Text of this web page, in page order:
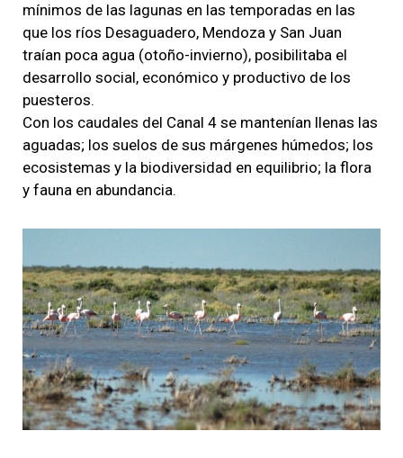
mínimos de las lagunas en las temporadas en las
que los ríos Desaguadero, Mendoza y San Juan
traían poca agua (otoño-invierno), posibilitaba el
desarrollo social, económico y productivo de los
puesteros.
Con los caudales del Canal 4 se mantenían llenas las
aguadas; los suelos de sus márgenes húmedos; los
ecosistemas y la biodiversidad en equilibrio; la flora
y fauna en abundancia.